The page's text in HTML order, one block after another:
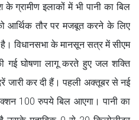
इलाकों में भी पानी का बिल
आर्थिक तौर पर मजबूत करने के लिए
विधानसभा के मानसून सत्र में सीएम
घोषणा लागू करते हुए जल शक्ति
जारी कर दी हैं। पहली अक्तूबर से नई
100 रुपये बिल आएगा। पानी का